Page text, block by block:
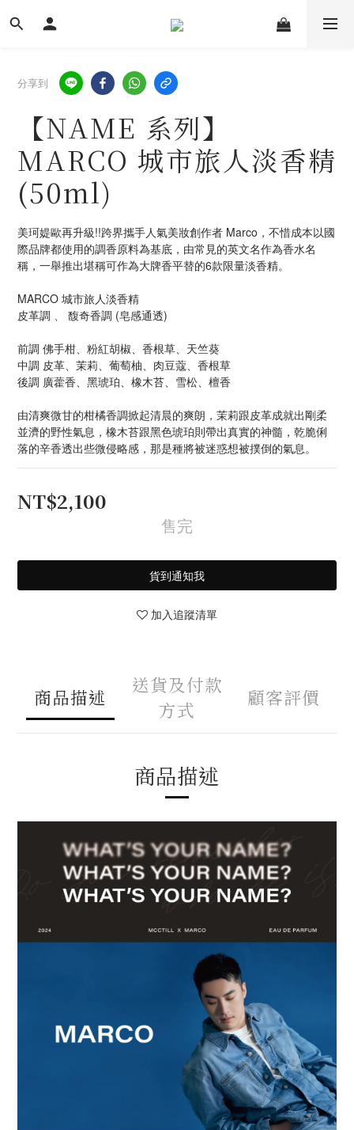
分享到
【NAME 系列】
MARCO 城市旅人淡香精
(50ml)
美珂媞歐再升級!!跨界攜手人氣美妝創作者 Marco，不惜成本以國
際品牌都使用的調香原料為基底，由常見的英文名作為香水名
稱，一舉推出堪稱可作為大牌香平替的6款限量淡香精。
MARCO 城市旅人淡香精
皮革調 、 馥奇香調 (皂感通透)
前調 佛手柑、粉紅胡椒、香根草、天竺葵
中調 皮革、茉莉、葡萄柚、肉豆蔻、香根草
後調 廣藿香、黑琥珀、橡木苔、雪松、檀香
由清爽微甘的柑橘香調掀起清晨的爽朗，茉莉跟皮革成就出剛柔
並濟的野性氣息，橡木苔跟黑色琥珀則帶出真實的神髓，乾脆俐
落的辛香透出些微侵略感，那是種將被迷惑想被撲倒的氣息。
NT$2,100
售完
貨到通知我
加入追蹤清單
商品描述
送貨及付款
方式
顧客評價
商品描述